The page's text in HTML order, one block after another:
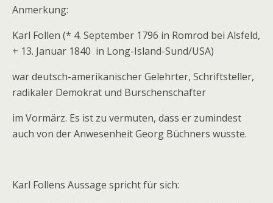
Anmerkung:
Karl Follen (* 4. September 1796 in Romrod bei Alsfeld,
+ 13. Januar 1840 in Long-Island-Sund/USA)
war deutsch-amerikanischer Gelehrter, Schriftsteller,
radikaler Demokrat und Burschenschafter
im Vormärz. Es ist zu vermuten, dass er zumindest
auch von der Anwesenheit Georg Büchners wusste.
Karl Follens Aussage spricht für sich: